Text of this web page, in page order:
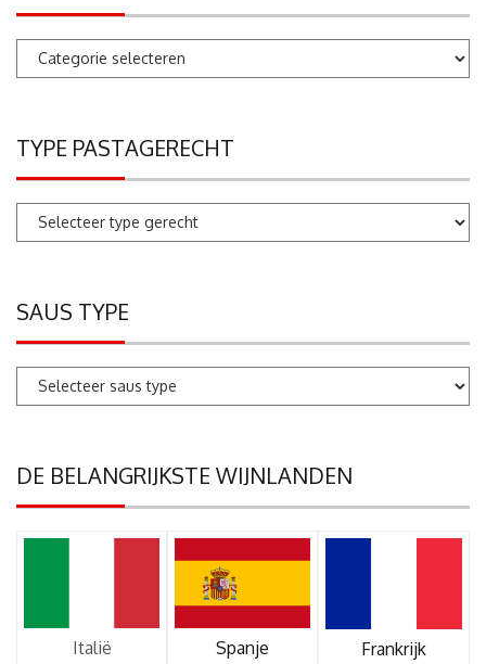
Pastarecepten
zoeken
TYPE PASTAGERECHT
SAUS TYPE
DE BELANGRIJKSTE WIJNLANDEN
Italië Spanje Frankrijk